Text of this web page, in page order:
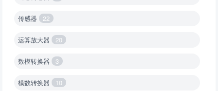
传感器 22
运算放大器 20
数模转换器 3
模数转换器 10